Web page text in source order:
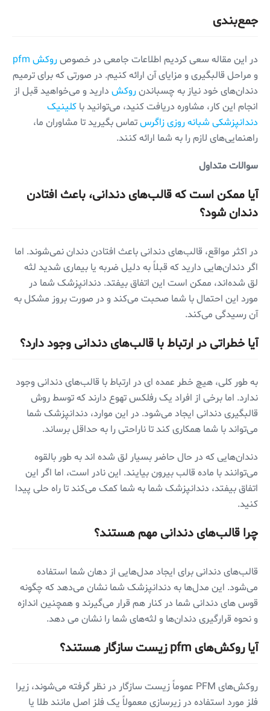
جمع‌بندی
در این مقاله سعی کردیم اطلاعات جامعی در خصوصروکش pfm
و مراحل قالبگیری و مزایای آن ارائه کنیم. در صورتی که برای ترمیم
دندان‌های خود نیاز به چسباندنروکش دارید و می‌خواهید قبل از
انجام این کار، مشاوره دریافت کنید، می‌توانید با کلینیک
دندانپزشکی شبانه روزی زاگرستماس بگیرید تا مشاوران ما،
راهنمایی‌های لازم را به شما ارائه کنند.
سوالات متداول
آیا ممکن است که قالب‌های دندانی، باعث افتادن
دندان شود؟
در اکثر مواقع، قالب‌های دندانی باعث افتادن دندان نمی‌شوند. اما
اگر دندان‌هایی دارید که قبلاً به دلیل ضربه یا بیماری شدید لثه
لق شده‌اند، ممکن است این اتفاق بیفتد. دندانپزشک شما در
مورد این احتمال با شما صحبت می‌کند و در صورت بروز مشکل به
آن رسیدگی می‌کند.
آیا خطراتی در ارتباط با قالب‌های دندانی وجود دارد؟
به طور کلی، هیچ خطر عمده ای در ارتباط با قالب‌های دندانی وجود
ندارد. اما برخی از افراد یک رفلکس تهوع دارند که توسط روش
قالبگیری دندانی ایجاد می‌شود. در این موارد، دندانپزشک شما
می‌تواند با شما همکاری کند تا ناراحتی را به حداقل برساند.
دندان‌هایی که در حال حاضر بسیار لق شده اند به طور بالقوه
می‌توانند با ماده قالب بیرون بیایند. این نادر است، اما اگر این
اتفاق بیفتد، دندانپزشک شما به شما کمک می‌کند تا راه حلی پیدا
کنید.
چرا قالب‌های دندانی مهم هستند؟
قالب‌های دندانی برای ایجاد مدل‌هایی از دهان شما استفاده
می‌شود. این مدل‌ها به دندانپزشک شما نشان می‌دهد که چگونه
قوس های ‌دندانی شما در کنار هم قرار می‌گیرند و همچنین اندازه
و نحوه قرارگیری دندان‌ها و لثه‌های شما را نشان می دهد.
آیا روکش‌های pfm زیست سازگار هستند؟
روکش‌های PFM عموماً زیست سازگار در نظر گرفته می‌شوند، زیرا
فلز مورد استفاده در زیرسازی معمولاً یک فلز اصل مانند طلا یا